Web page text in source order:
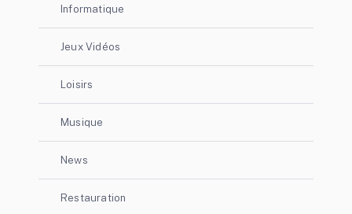
Informatique
Jeux Vidéos
Loisirs
Musique
News
Restauration